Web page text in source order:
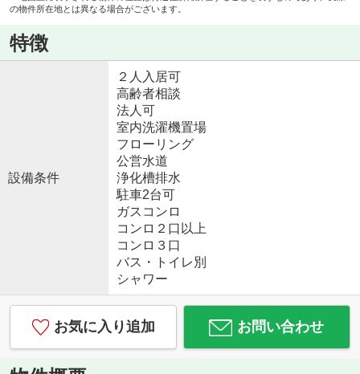
の物件所在地とは異なる場合がございます。
特徴
設備条件
２人入居可
高齢者相談
法人可
室内洗濯機置場
フローリング
公営水道
浄化槽排水
駐車2台可
ガスコンロ
コンロ２口以上
コンロ３口
バス・トイレ別
シャワー
お気に入り追加 お問い合わせ